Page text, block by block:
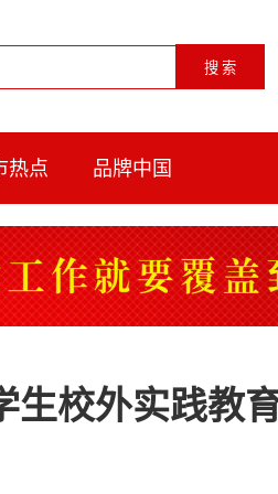
热点 品牌中国
生校外实践教